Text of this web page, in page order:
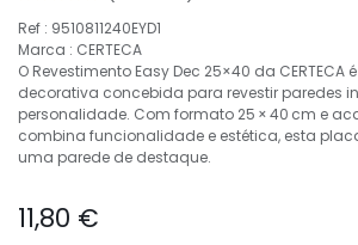
Ref : 9510811240EYD1
Marca : CERTECA
O Revestimento Easy Dec 25×40 da
decorativa concebida para revestir paredes
personalidade. Com formato 25 × 40 cm e
combina funcionalidade e estética, esta
uma parede de destaque.
11,80 €